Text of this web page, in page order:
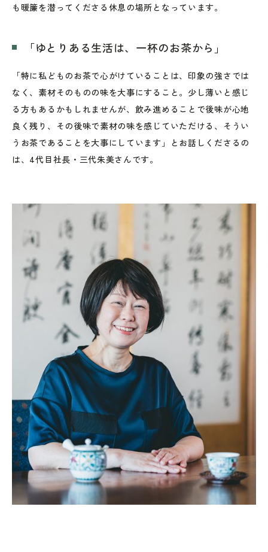
も暖簾を潜ってくださる休息の場所となっています。
「ゆとりある生活は、一杯のお茶から」
「特に私どものお茶で心がけていることは、印象の強さでは
なく、素材そのものの味を大事にすること。少し薄いと感じ
る方もあるかもしれませんが、飲み進めることで後味が心地
良く残り、その後味で素材の味を感じていただける、そうい
うお茶であることを大事にしています」とお話しくださるの
は、4代目社長・三代朱美さんです。